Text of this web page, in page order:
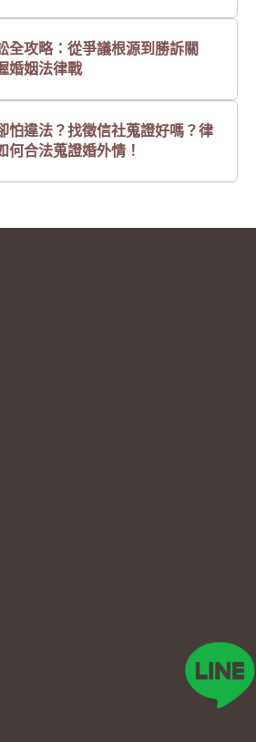
全攻略：從爭議根源到勝訴關
婚姻法律戰
怕違法？找徵信社蒐證好嗎？律
何合法蒐證婚外情！